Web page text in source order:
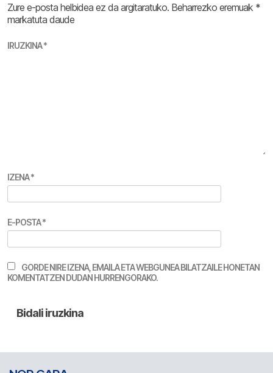
Zure e-posta helbidea ez da argitaratuko. Beharrezko eremuak *
markatuta daude
IRUZKINA*
IZENA*
E-POSTA*
GORDE NIRE IZENA, EMAILA ETA WEBGUNEA BILATZAILE HONETAN
KOMENTATZEN DUDAN HURRENGORAKO.